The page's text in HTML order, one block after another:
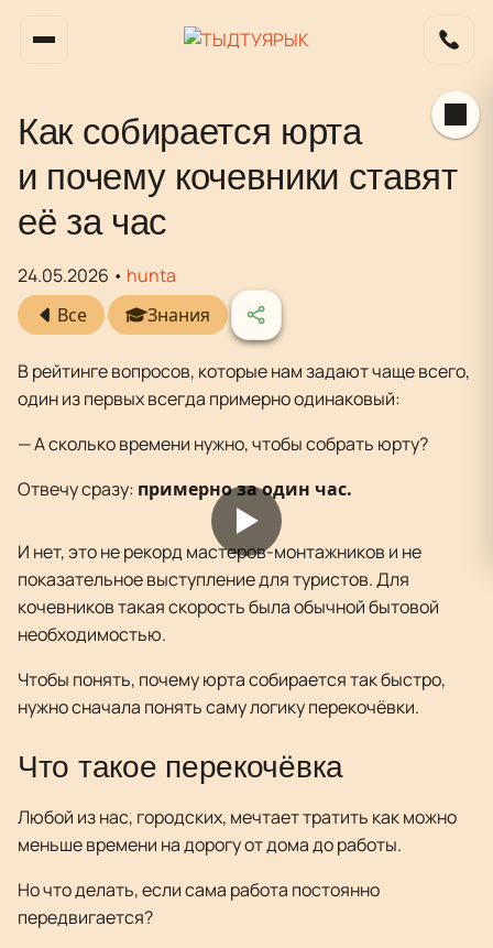
Как собирается юрта
и почему кочевники ставят
её за час
24.05.2026 • hunta
Все
Знания
В рейтинге вопросов, которые нам задают чаще всего,
один из первых всегда примерно одинаковый:
— А сколько времени нужно, чтобы собрать юрту?
Отвечу сразу: примерно за один час.
И нет, это не рекорд мастеров-монтажников и не
показательное выступление для туристов. Для
кочевников такая скорость была обычной бытовой
необходимостью.
Чтобы понять, почему юрта собирается так быстро,
нужно сначала понять саму логику перекочёвки.
Что такое перекочёвка
Любой из нас, городских, мечтает тратить как можно
меньше времени на дорогу от дома до работы.
Но что делать, если сама работа постоянно
передвигается?